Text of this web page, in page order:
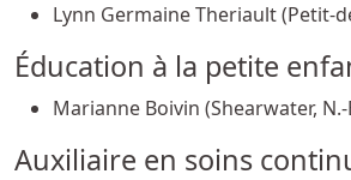
Lynn Germaine Theriault (Petit-
Éducation à la petite
Marianne Boivin (Shearwater, N.-
Auxiliaire en soins